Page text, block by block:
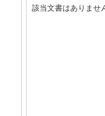
該当文書はありませ